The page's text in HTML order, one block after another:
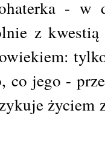
- w
z
co jego -